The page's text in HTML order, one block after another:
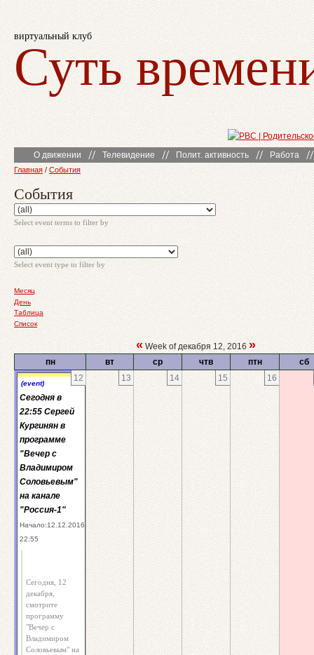
виртуальный клуб
Суть
О движении Телевидение Полит. активность Работа
Главная / События
События
Select event terms to filter by
Select event type to filter by
Месяц
День
Таблица
Список
« Week of декабря 12, 2016»
пн вт ср чтв птн
сб
12
(event)
Сегодня в
22:55 Сергей
Кургинян в
программе
"Вечер с
Владимиром
Соловьевым"
на канале
"Россия-1"
Начало:12.12.2016
22:55
Сегодня, 12
декабря,
смотрите
программу
"Вечер с
Владимиром
Соловьевым" на
13 14 15 16